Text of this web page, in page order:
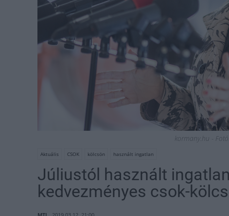
kormany.hu -
Aktuális CSOK kölcsön használt ingatlan
Júliustól használt
kedvezményes csok-